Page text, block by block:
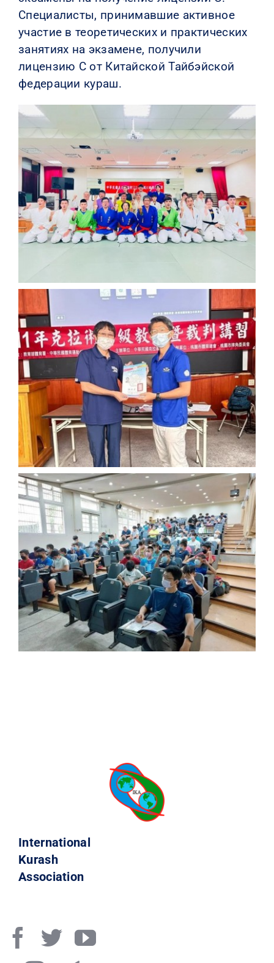
Специалисты, принимавшие активное
участие в теоретических и практических
занятиях на экзамене, получили
лицензию C от Китайской Тайбэйской
федерации кураш.
International
Kurash
Association